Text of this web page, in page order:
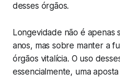
desses órgãos.
Longevidade não é apenas
anos, mas sobre manter a
órgãos vitalícia. O uso
essencialmente, uma